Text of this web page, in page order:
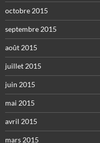
octobre 2015
septembre 2015
août 2015
juillet 2015
juin 2015
mai 2015
avril 2015
mars 2015